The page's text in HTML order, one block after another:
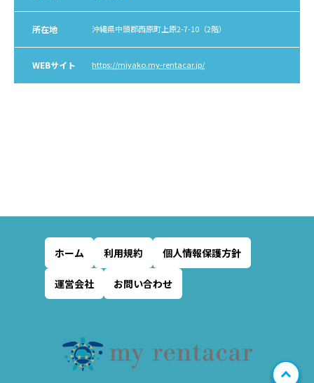
所在地 沖縄県中頭郡西原町上原2-7-10（2階）
WEBサイト https://miyako.my-rentacar.jp/
ホーム 利用規約 個人情報保護方針
運営会社 お問い合わせ